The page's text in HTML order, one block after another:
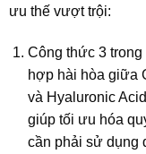
ưu thế vượt trội:
Công thức 3
hợp hài hòa giữa
và Hyaluronic
giúp tối ưu hóa
cần phải sử dụng